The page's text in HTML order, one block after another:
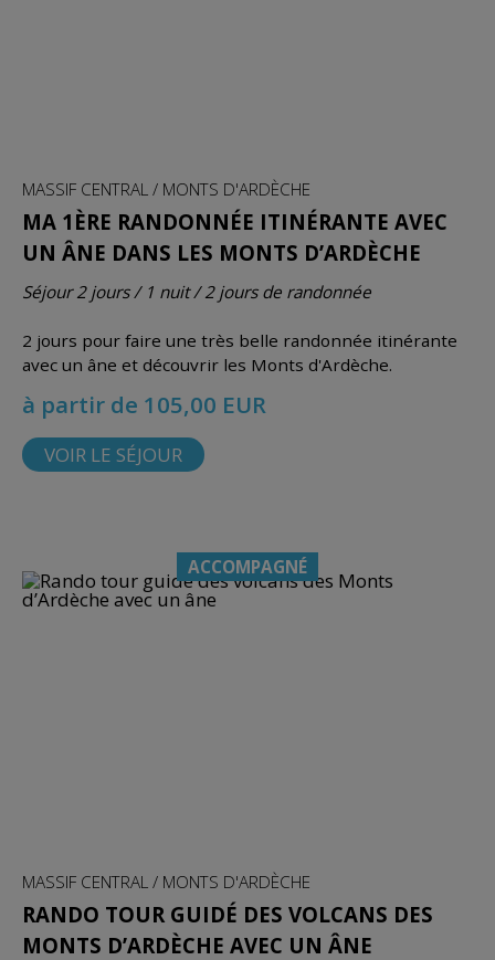
MASSIF CENTRAL / MONTS D'ARDÈCHE
MA 1ÈRE RANDONNÉE ITINÉRANTE AVEC
UN ÂNE DANS LES MONTS D’ARDÈCHE
Séjour 2 jours / 1 nuit / 2 jours de randonnée
2 jours pour faire une très belle randonnée itinérante
avec un âne et découvrir les Monts d'Ardèche.
à partir de 105,00 EUR
VOIR LE SÉJOUR
ACCOMPAGNÉ
MASSIF CENTRAL / MONTS D'ARDÈCHE
RANDO TOUR GUIDÉ DES VOLCANS DES
MONTS D’ARDÈCHE AVEC UN ÂNE